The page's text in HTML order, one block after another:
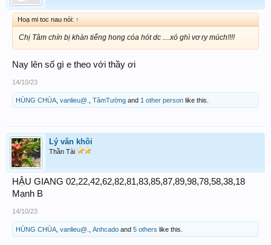
Hoạ mi toc nau nói: ↑
Chị Tâm chín bị khàn tiếng hong cóa hót dc ....xó ghì vơ ry múch!!!!
Nay lên số gì e theo với thầy ơi
14/10/23
HÙNG CHÙA vanlieu@. TâmTường and 1 other person like this.
Lý văn khôi
Thần Tài
HẬU GIANG 02,22,42,62,82,81,83,85,87,89,98,78,58,38,18
Mạnh B
14/10/23
HÙNG CHÙA vanlieu@. Anhcado and 5 others like this.